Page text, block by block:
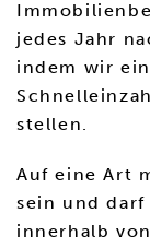
jedes Jahr
indem wir
stellen.
Auf eine Art
sein und darf
innerhalb